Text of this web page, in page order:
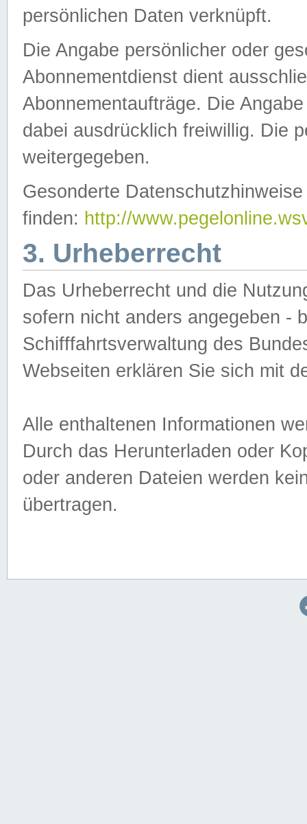
persönlichen Daten verknüpft.
Die Angabe persönlicher oder
Abonnementdienst dient
Abonnementaufträge. Die
dabei ausdrücklich freiwillig. Die
weitergegeben.
Gesonderte
finden: http://
3. Urheberrecht
Das Urheberrecht und die
sofern nicht anders angegeben -
Schifffahrtsverwaltung des
Webseiten erklären Sie sich mit
Alle enthaltenen Informationen
Durch das Herunterladen oder
oder anderen Dateien werden
übertragen.